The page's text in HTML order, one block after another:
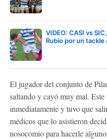
VIDEO: CASI vs
Rubio por un tackle
El jugador del conjunto de
saltando y cayó muy mal.
inmediatamente y tuvo que
médicos que lo asistieron
nosocomio para hacerle